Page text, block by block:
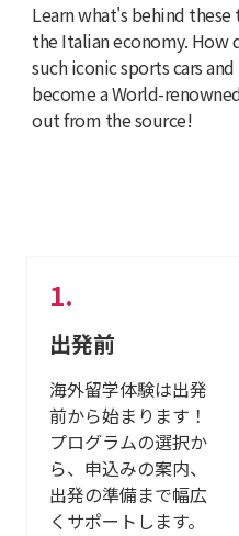
Learn what's behind
the Italian economy. How
such iconic sports cars
become a World-
out from the source!
出発前
海外留学体験は出発
前から始まります！
プログラムの選択か
ら、申込みの案内、
出発の準備まで幅広
くサポートします。